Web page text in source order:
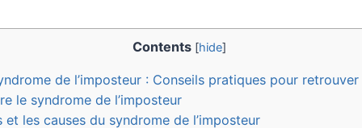
Contents [hide]
de l’imposteur : Conseils pratiques pour
le syndrome de l’imposteur
les causes du syndrome de l’imposteur